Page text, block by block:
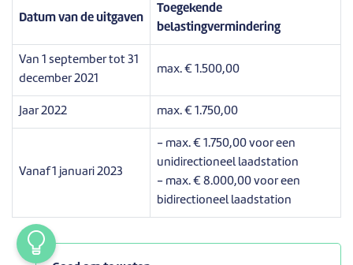
Datum van de uitgaven
Toegekende
belastingvermindering
Van 1 september tot 31
december 2021
max. € 1.500,00
Jaar 2022 max. € 1.750,00
Vanaf 1 januari 2023
- max. € 1.750,00 voor een
unidirectioneel laadstation
- max. € 8.000,00 voor een
bidirectioneel laadstation